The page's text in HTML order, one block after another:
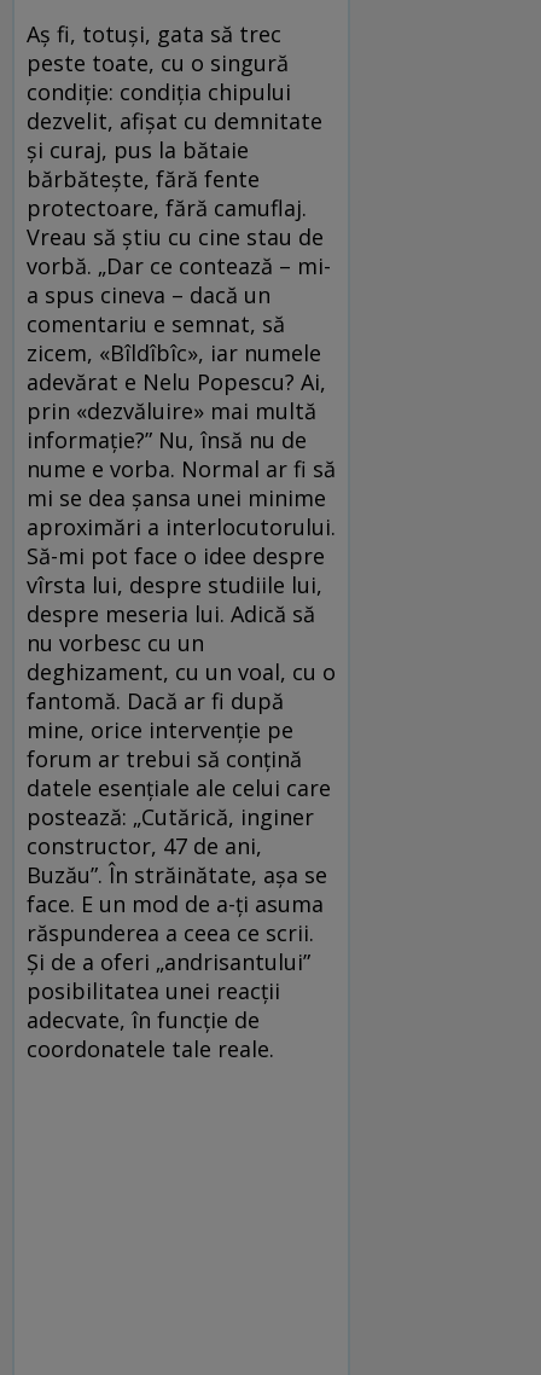
Aş fi, totuşi, gata să trec
peste toate, cu o singură
condiţie: condiţia chipului
dezvelit, afişat cu demnitate
şi curaj, pus la bătaie
bărbăteşte, fără fente
protectoare, fără camuflaj.
Vreau să ştiu cu cine stau de
vorbă. „Dar ce contează – mi-
a spus cineva – dacă un
comentariu e semnat, să
zicem, «Bîldîbîc», iar numele
adevărat e Nelu Popescu? Ai,
prin «dezvăluire» mai multă
informaţie?” Nu, însă nu de
nume e vorba. Normal ar fi să
mi se dea şansa unei minime
aproximări a interlocutorului.
Să-mi pot face o idee despre
vîrsta lui, despre studiile lui,
despre meseria lui. Adică să
nu vorbesc cu un
deghizament, cu un voal, cu o
fantomă. Dacă ar fi după
mine, orice intervenţie pe
forum ar trebui să conţină
datele esenţiale ale celui care
postează: „Cutărică, inginer
constructor, 47 de ani,
Buzău”. În străinătate, aşa se
face. E un mod de a-ţi asuma
răspunderea a ceea ce scrii.
Şi de a oferi „andrisantului”
posibilitatea unei reacţii
adecvate, în funcţie de
coordonatele tale reale.